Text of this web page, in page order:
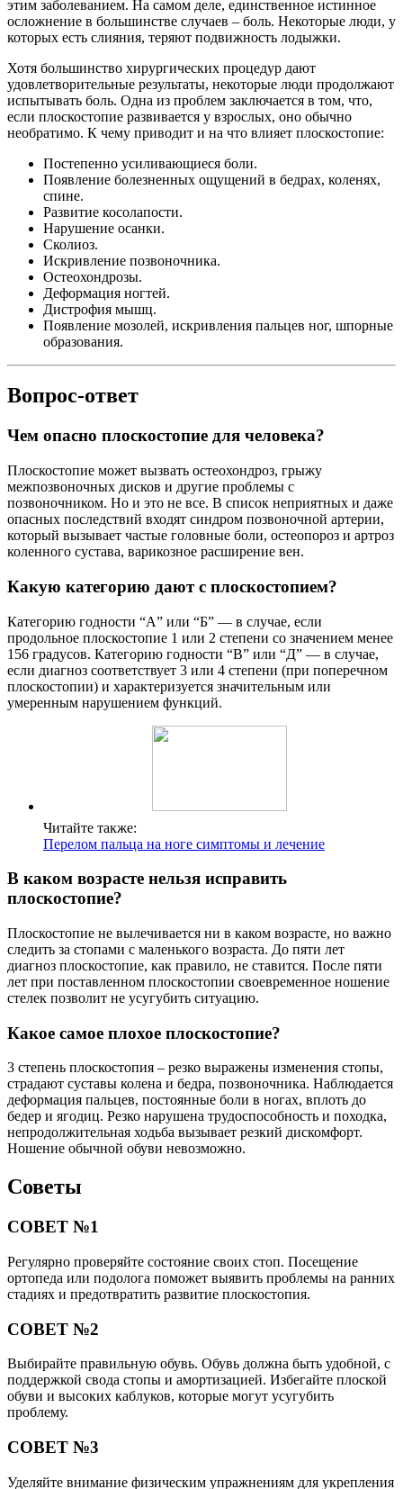
этим заболеванием. На самом деле, единственное истинное
осложнение в большинстве случаев – боль. Некоторые люди, у
которых есть слияния, теряют подвижность лодыжки.
Хотя большинство хирургических процедур дают
удовлетворительные результаты, некоторые люди продолжают
испытывать боль. Одна из проблем заключается в том, что,
если плоскостопие развивается у взрослых, оно обычно
необратимо. К чему приводит и на что влияет плоскостопие:
Постепенно усиливающиеся боли.
Появление болезненных ощущений в бедрах, коленях,
спине.
Развитие косолапости.
Нарушение осанки.
Сколиоз.
Искривление позвоночника.
Остеохондрозы.
Деформация ногтей.
Дистрофия мышц.
Появление мозолей, искривления пальцев ног, шпорные
образования.
Вопрос-ответ
Чем опасно плоскостопие для человека?
Плоскостопие может вызвать остеохондроз, грыжу
межпозвоночных дисков и другие проблемы с
позвоночником. Но и это не все. В список неприятных и даже
опасных последствий входят синдром позвоночной артерии,
который вызывает частые головные боли, остеопороз и артроз
коленного сустава, варикозное расширение вен.
Какую категорию дают с плоскостопием?
Категорию годности “А” или “Б” — в случае, если
продольное плоскостопие 1 или 2 степени со значением менее
156 градусов. Категорию годности “В” или “Д” — в случае,
если диагноз соответствует 3 или 4 степени (при поперечном
плоскостопии) и характеризуется значительным или
умеренным нарушением функций.
Читайте также:
Перелом пальца на ноге симптомы и лечение
В каком возрасте нельзя исправить
плоскостопие?
Плоскостопие не вылечивается ни в каком возрасте, но важно
следить за стопами с маленького возраста. До пяти лет
диагноз плоскостопие, как правило, не ставится. После пяти
лет при поставленном плоскостопии своевременное ношение
стелек позволит не усугубить ситуацию.
Какое самое плохое плоскостопие?
3 степень плоскостопия – резко выражены изменения стопы,
страдают суставы колена и бедра, позвоночника. Наблюдается
деформация пальцев, постоянные боли в ногах, вплоть до
бедер и ягодиц. Резко нарушена трудоспособность и походка,
непродолжительная ходьба вызывает резкий дискомфорт.
Ношение обычной обуви невозможно.
Советы
СОВЕТ №1
Регулярно проверяйте состояние своих стоп. Посещение
ортопеда или подолога поможет выявить проблемы на ранних
стадиях и предотвратить развитие плоскостопия.
СОВЕТ №2
Выбирайте правильную обувь. Обувь должна быть удобной, с
поддержкой свода стопы и амортизацией. Избегайте плоской
обуви и высоких каблуков, которые могут усугубить
проблему.
СОВЕТ №3
Уделяйте внимание физическим упражнениям для укрепления